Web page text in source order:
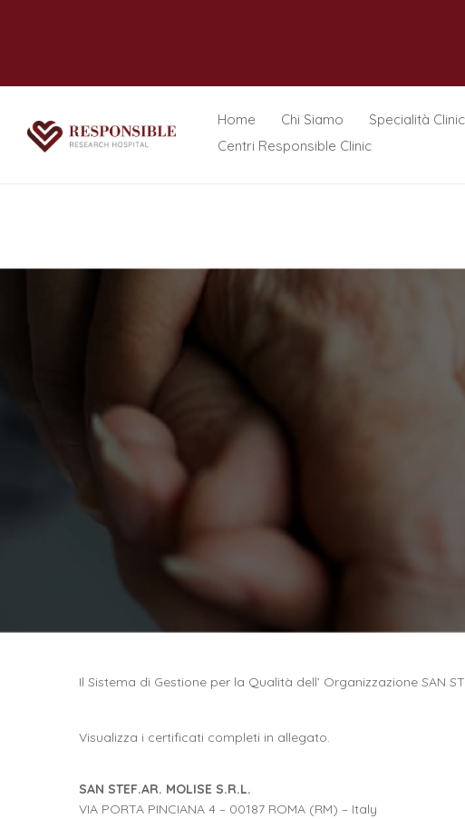
Home Chi Siamo Specialità
Centri Responsible Clinic
Il Sistema di Gestione per la Qualità dell’ Organizzazione SAN
Visualizza i certificati completi in allegato.
SAN STEF.AR. MOLISE S.R.L.
VIA PORTA PINCIANA 4 – 00187 ROMA (RM) – Italy